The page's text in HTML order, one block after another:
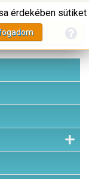
érdekében sütiket